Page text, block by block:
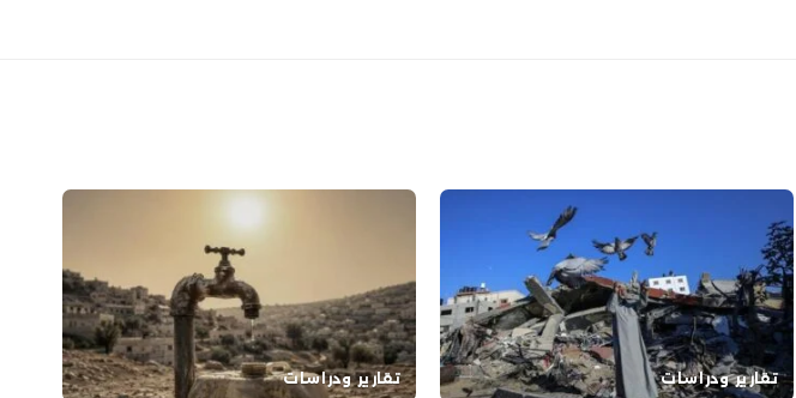
تقارير ودراسات تقارير ودراسات